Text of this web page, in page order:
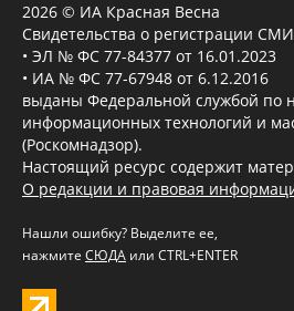
2026 © ИА Красная Весна
Свидетельства о регистрации
• ЭЛ № ФС 77-84377 от 16.01.2023
• ИА № ФС 77-67948 от 6.12.2016
выданы Федеральной службой по
информационных технологий и
(Роскомнадзор).
Настоящий ресурс содержит
О редакции и правовая
Нашли ошибку? Выделите ее,
нажмите СЮДА или CTRL+ENTER